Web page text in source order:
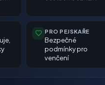
PRO PEJSKAŘE
Bezpečné
podmínky pro
venčení